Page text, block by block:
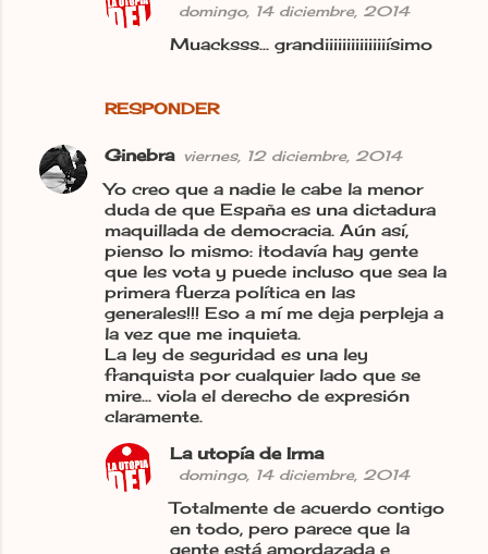
RESPONDER
domingo, 14 diciembre, 2014
Muacksss... grandiiiiiiiiiiiiiiísimo
Ginebra viernes, 12 diciembre, 2014
Yo creo que a nadie le cabe la menor
duda de que España es una dictadura
maquillada de democracia. Aún así,
pienso lo mismo: ¡todavía hay gente
que les vota y puede incluso que sea la
primera fuerza política en las
generales!!! Eso a mí me deja perpleja a
la vez que me inquieta.
La ley de seguridad es una ley
franquista por cualquier lado que se
mire... viola el derecho de expresión
claramente.
La utopía de Irma
domingo, 14 diciembre, 2014
Totalmente de acuerdo contigo
en todo, pero parece que la
gente está amordazada e